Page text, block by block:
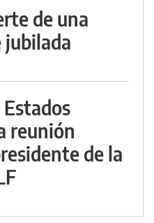
de una
jubilada
reunión
de la